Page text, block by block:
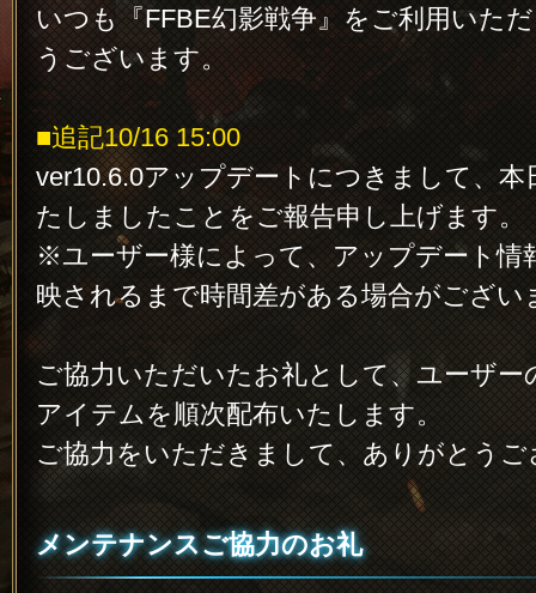
いつも『FFBE幻影戦争』をご利用いた
うございます。
■追記10/16 15:00
ver10.6.0アップデートにつきまして、本
たしましたことをご報告申し上げます。
※ユーザー様によって、アップデート情
映されるまで時間差がある場合がござい
ご協力いただいたお礼として、ユーザー
アイテムを順次配布いたします。
ご協力をいただきまして、ありがとう
メンテナンスご協力のお礼